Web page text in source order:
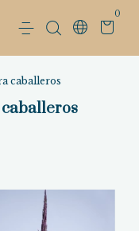
0
caballeros